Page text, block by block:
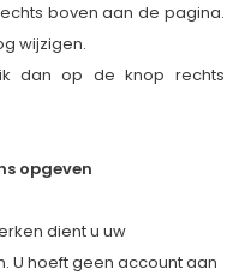
boven aan de pagina.
wijzigen.
dan op de knop rechts
opgeven
dient u uw
U hoeft geen account aan